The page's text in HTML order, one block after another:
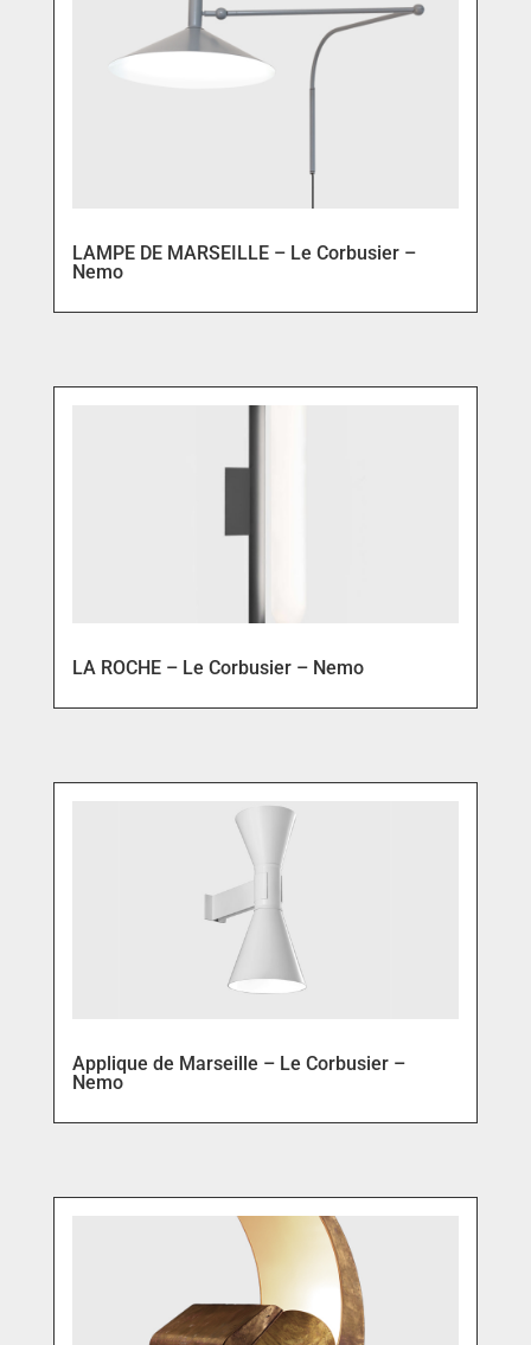
LAMPE DE MARSEILLE – Le Corbusier –
Nemo
LA ROCHE – Le Corbusier – Nemo
Applique de Marseille – Le Corbusier –
Nemo